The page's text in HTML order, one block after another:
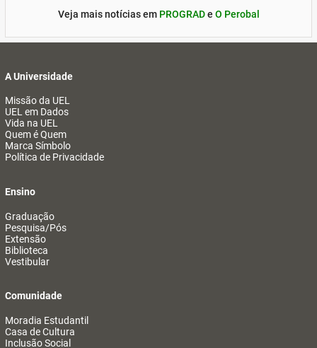
Veja mais notícias em PROGRADe O Perobal
A Universidade
Missão da UEL
UEL em Dados
Vida na UEL
Quem é Quem
Marca Símbolo
Política de Privacidade
Ensino
Graduação
Pesquisa/Pós
Extensão
Biblioteca
Vestibular
Comunidade
Moradia Estudantil
Casa de Cultura
Inclusão Social